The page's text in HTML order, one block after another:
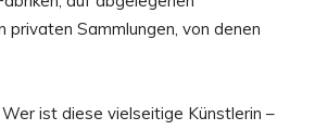
privaten Sammlungen, von denen
Wer ist diese vielseitige Künstlerin –